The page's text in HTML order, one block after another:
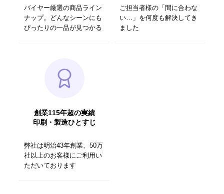
バイヤー厳選の商品ライン
ナップ。どんなシーンにも
ぴったりの一品が見つかる
ご担当者様の「間に合わな
い…」を何度も解決してき
ました
創業115年超の実績
印刷・製造ひとすじ
弊社は明治43年創業、50万
社以上のお客様にご利用い
ただいております